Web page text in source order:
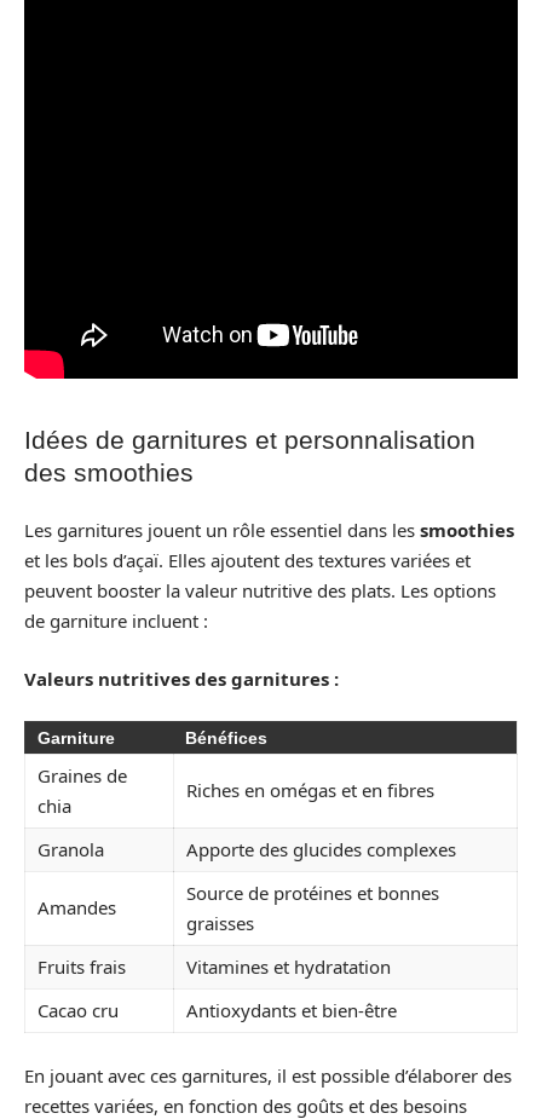
Idées de garnitures et personnalisation
des smoothies
Les garnitures jouent un rôle essentiel dans les smoothies
et les bols d’açaï. Elles ajoutent des textures variées et
peuvent booster la valeur nutritive des plats. Les options
de garniture incluent :
Valeurs nutritives des garnitures :
Garniture Bénéfices
Graines de
chia
Riches en omégas et en fibres
Granola Apporte des glucides complexes
Amandes
Source de protéines et bonnes
graisses
Fruits frais
Vitamines et hydratation
Cacao cru
Antioxydants et bien-être
En jouant avec ces garnitures, il est possible d’élaborer des
recettes variées, en fonction des goûts et des besoins